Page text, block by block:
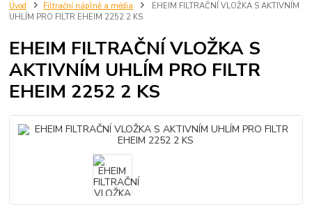
Úvod Filtrační náplně a média
EHEIM FILTRAČNÍ VLOŽKA S AKTIVNÍM
UHLÍM PRO FILTR EHEIM 2252 2 KS
EHEIM FILTRAČNÍ VLOŽKA S
AKTIVNÍM UHLÍM PRO FILTR
EHEIM 2252 2 KS